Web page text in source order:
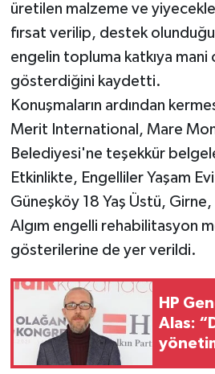
üretilen malzeme ve
fırsat verilip, destek
engelin topluma katkıya mani
gösterdiğini kaydetti.
Konuşmaların ardından
Merit International, Mare
Belediyesi'ne teşekkür
Etkinlikte, Engelliler Yaşam
Güneşköy 18 Yaş Üstü,
Algım engelli rehabilitasyon
gösterilerine de yer verildi.
HP
Alas: